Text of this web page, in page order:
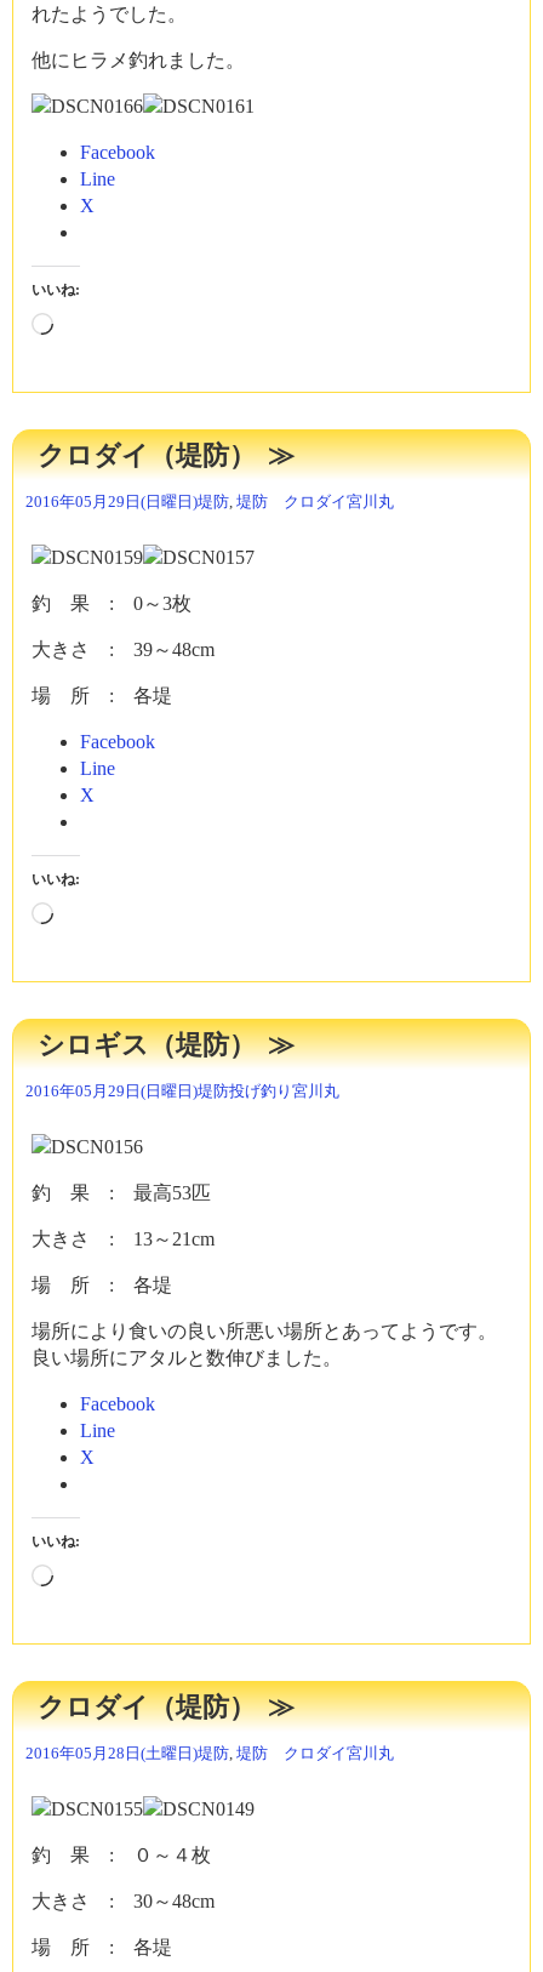
れたようでした。
他にヒラメ釣れました。
Facebook
Line
X
いいね:
読
中…
クロダイ（堤防）
2016年05月29日(日曜日)堤防, 堤防 クロダイ宮川丸
釣 果 : 0～3枚
大きさ : 39～48cm
場 所 : 各堤
Facebook
Line
X
いいね:
読
中…
シロギス（堤防）
2016年05月29日(日曜日)堤防投げ釣り 宮川丸
釣 果 : 最高53匹
大きさ : 13～21cm
場 所 : 各堤
場所により食いの良い所悪い場所とあってようです。
良い場所にアタルと数伸びました。
Facebook
Line
X
いいね:
読
中…
クロダイ（堤防）
2016年05月28日(土曜日)堤防, 堤防 クロダイ宮川丸
釣 果 : ０～４枚
大きさ : 30～48cm
場 所 : 各堤